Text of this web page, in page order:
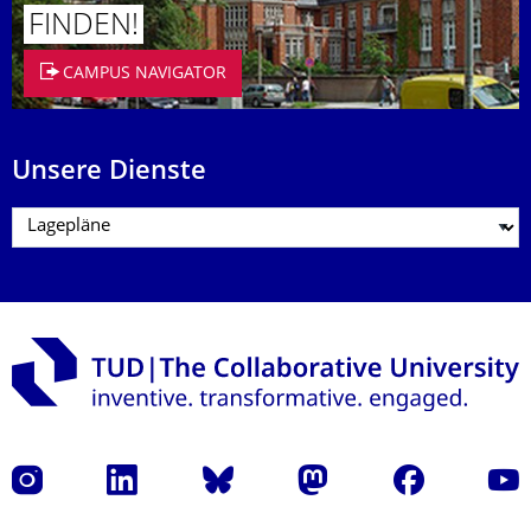
FINDEN!
CAMPUS NAVIGATOR
Unsere Dienste
Instagram LinkedIn Bluesky Mastodon Facebook